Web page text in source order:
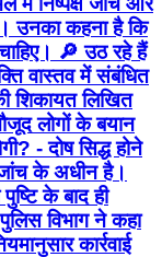
उनका कहना है कि
🔎 उठ रहे हैं
वास्तव में संबंधित
शिकायत लिखित
लोगों के बयान
- दोष सिद्ध होने
जांच के अधीन है।
के बाद ही
विभाग ने कहा
कार्रवाई